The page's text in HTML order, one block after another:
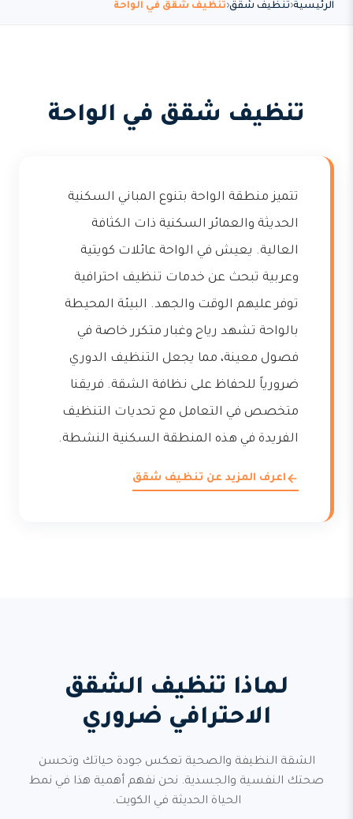
الرئيسية تنظيف شقق تنظيف شقق في الواحة
تنظيف شقق في الواحة
تتميز منطقة الواحة بتنوع المباني السكنية
الحديثة والعمائر السكنية ذات الكثافة
العالية. يعيش في الواحة عائلات كويتية
وعربية تبحث عن خدمات تنظيف احترافية
توفر عليهم الوقت والجهد. البيئة المحيطة
بالواحة تشهد رياح وغبار متكرر خاصة في
فصول معينة، مما يجعل التنظيف الدوري
ضرورياً للحفاظ على نظافة الشقة. فريقنا
متخصص في التعامل مع تحديات التنظيف
الفريدة في هذه المنطقة السكنية النشطة.
اعرف المزيد عن تنظيف شقق
لماذا تنظيف الشقق
الاحترافي ضروري
الشقة النظيفة والصحية تعكس جودة حياتك وتحسن
صحتك النفسية والجسدية. نحن نفهم أهمية هذا في نمط
الحياة الحديثة في الكويت.